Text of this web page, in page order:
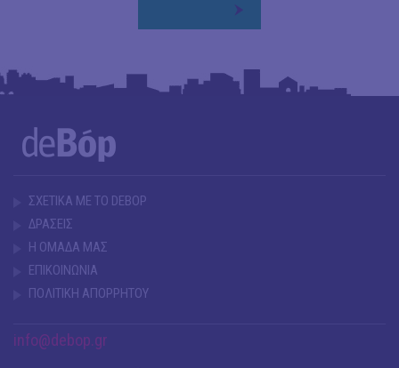
ΣΧΕΤΙΚΑ ΜΕ ΤΟ DEBOP
ΔΡΑΣΕΙΣ
Η ΟΜΑΔΑ ΜΑΣ
ΕΠΙΚΟΙΝΩΝΙΑ
ΠΟΛΙΤΙΚΗ ΑΠΟΡΡΗΤΟΥ
info@debop.gr